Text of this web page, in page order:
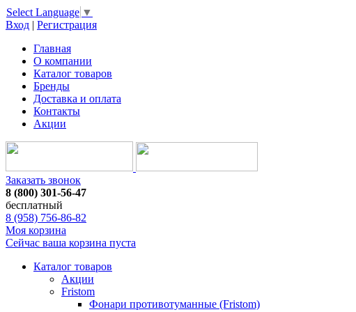
Select Language ▼
Вход | Регистрация
Главная
О компании
Каталог товаров
Бренды
Доставка и оплата
Контакты
Акции
Заказать звонок
8 (800) 301-56-47
бесплатный
8 (958) 756-86-82
Моя корзина
Сейчас ваша корзина пуста
Каталог товаров
Акции
Fristom
Фонари противотуманные (Fristom)